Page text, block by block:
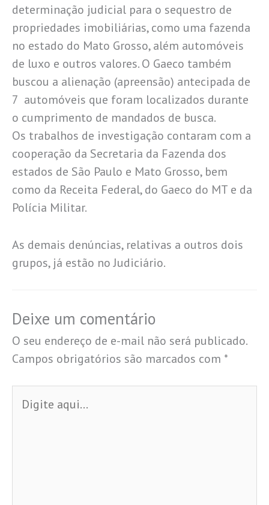
determinação judicial para o sequestro de
propriedades imobiliárias, como uma fazenda
no estado do Mato Grosso, além automóveis
de luxo e outros valores. O Gaeco também
buscou a alienação (apreensão) antecipada de
7 automóveis que foram localizados durante
o cumprimento de mandados de busca.
Os trabalhos de investigação contaram com a
cooperação da Secretaria da Fazenda dos
estados de São Paulo e Mato Grosso, bem
como da Receita Federal, do Gaeco do MT e da
Polícia Militar.
As demais denúncias, relativas a outros dois
grupos, já estão no Judiciário.
Deixe um comentário
O seu endereço de e-mail não será publicado.
Campos obrigatórios são marcados com *
aqui...